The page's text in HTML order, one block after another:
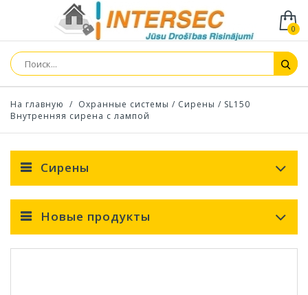
0
На главную / Охранные системы / Сирены / SL150
Внутренняя сирена с лампой
Сирены
Новые продукты